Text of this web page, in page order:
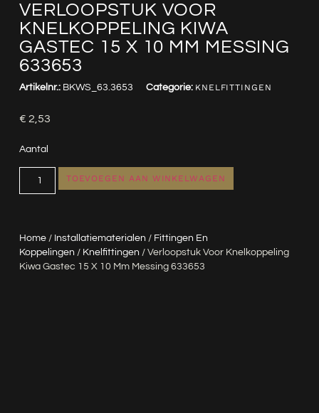
VERLOOPSTUK VOOR
KNELKOPPELING KIWA
GASTEC 15 X 10 MM MESSING
633653
Home/ Installatiematerialen / Fittingen En
Koppelingen / Knelfittingen / Verloopstuk Voor Knelkoppeling
Kiwa Gastec 15 X 10 Mm Messing 633653
Artikelnr.: BKWS_63.3653 Categorie: KNELFITTINGEN
€ 2,53
Aantal
TOEVOEGEN AAN WINKELWAGEN